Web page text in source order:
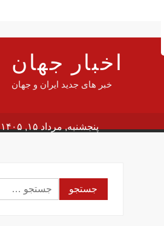
content
اخبار جهان
خبر های جدید ایران و جهان
پنجشنبه, مرداد ۱۵, ۱۴۰۵
جستجو
برای: